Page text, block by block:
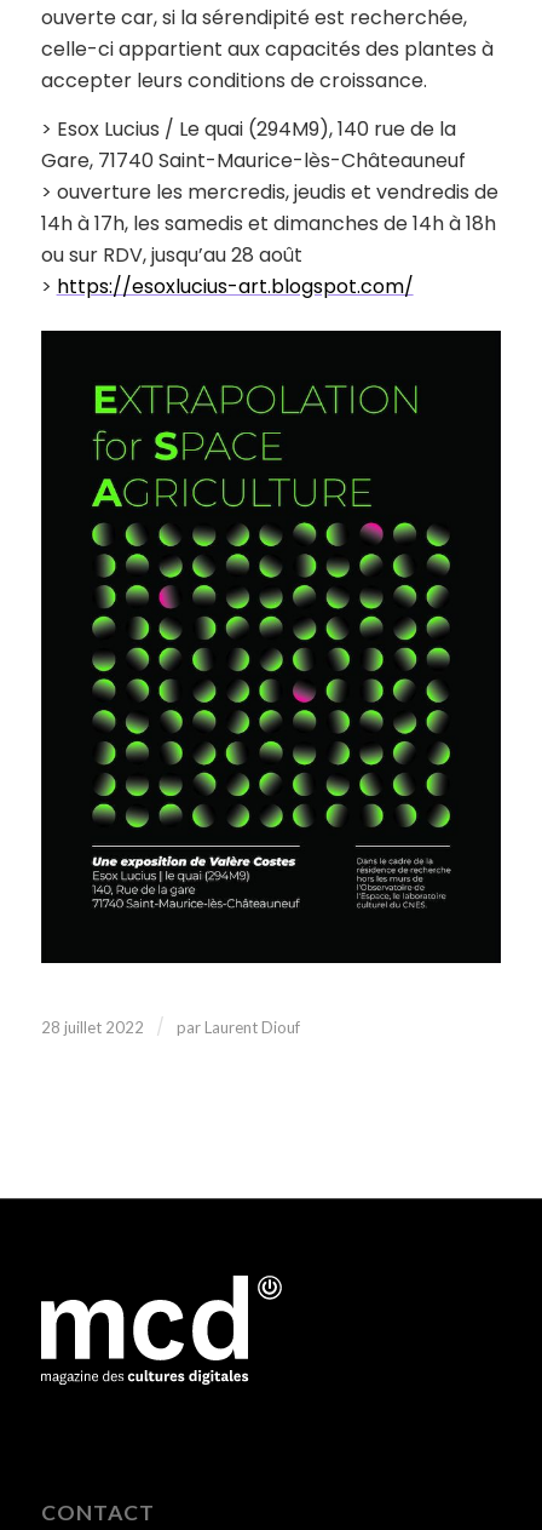
ouverte car, si la sérendipité est recherchée,
celle-ci appartient aux capacités des plantes à
accepter leurs conditions de croissance.
> Esox Lucius / Le quai (294M9), 140 rue de la
Gare, 71740 Saint-Maurice-lès-Châteauneuf
> ouverture les mercredis, jeudis et vendredis de
14h à 17h, les samedis et dimanches de 14h à 18h
ou sur RDV, jusqu’au 28 août
> https://esoxlucius-art.blogspot.com/
28 juillet 2022 / par Laurent Diouf
CONTACT